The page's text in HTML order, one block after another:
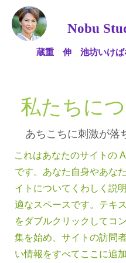
Nobu
蔵重 伸 池坊いけば
私たちに
あちこちに刺激が落
これはあなたのサイトの
です。あなた自身やあな
イトについてくわしく説
適なスペースです。テキ
をダブルクリックしてコ
集を始め、サイトの訪問
い情報をすべてここに追